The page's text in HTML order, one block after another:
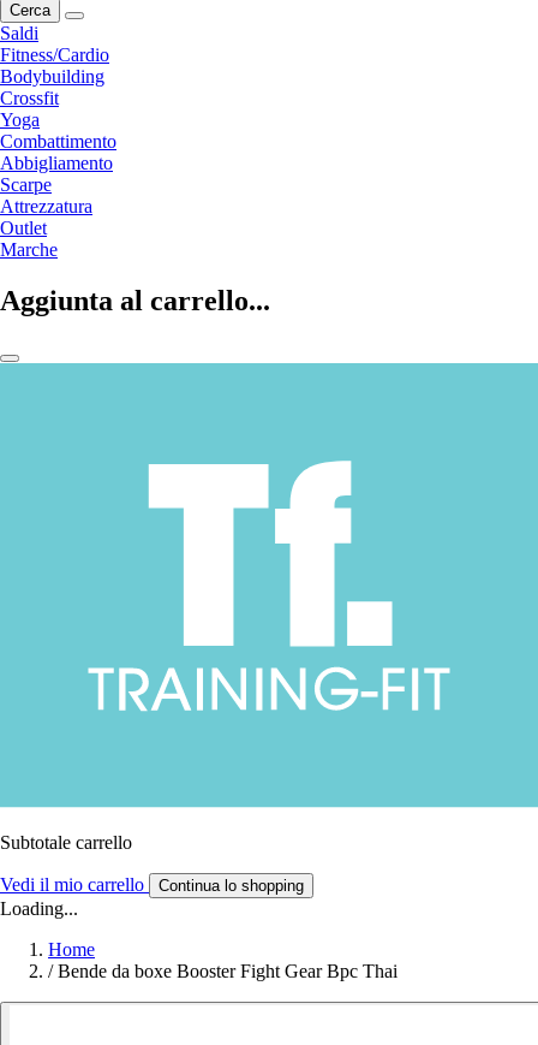
Cerca
Saldi
Fitness/Cardio
Bodybuilding
Crossfit
Yoga
Combattimento
Abbigliamento
Scarpe
Attrezzatura
Outlet
Marche
Aggiunta al carrello...
Subtotale carrello
Vedi il mio carrello Continua lo shopping
Loading...
Home
/ Bende da boxe Booster Fight Gear Bpc Thai